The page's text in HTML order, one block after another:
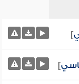
]
]